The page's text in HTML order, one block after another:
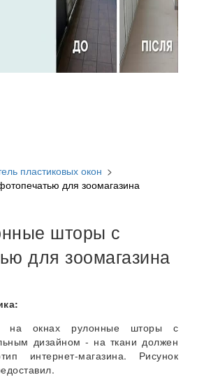
пластиковых окон >
для зоомагазина
шторы с
для зоомагазина
на окнах рулонные шторы с
дизайном - на ткани должен
интернет-магазина. Рисунок